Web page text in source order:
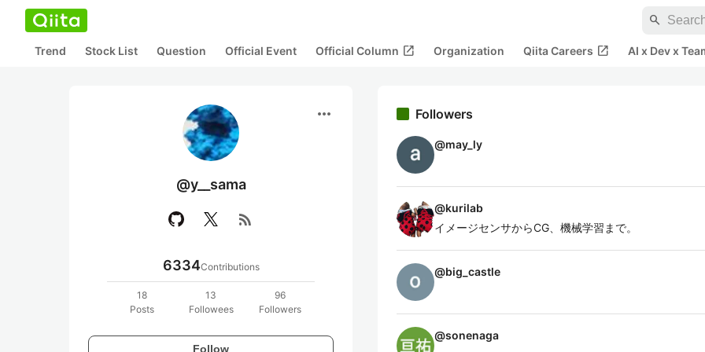
search
Trend Stock List Question Official Event Official Column open_in_new Organization Qiita Careers open_in_new AI x Dev x
more_horiz
@y__sama
rss_feed
6334Contributions
18
Posts
13
Followees
96
Followers
Follow
Followers
@may_ly
@kurilab
イメージセンサからCG、機械学習まで。
@big_castle
@sonenaga